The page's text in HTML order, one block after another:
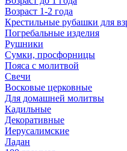
Возраст 1-2 года
Крестильные рубашки для
Погребальные изделия
Рушники
Сумки, просфорницы
Пояса с молитвой
Свечи
Восковые церковные
Для домашней молитвы
Кадильные
Декоративные
Иерусалимские
Ладан